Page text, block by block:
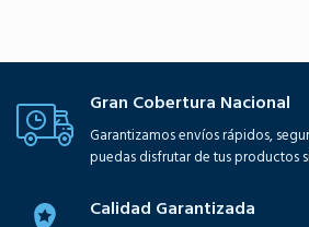
Gran Cobertura Nacional
Garantizamos envíos rápidos,
puedas disfrutar de tus productos
Calidad Garantizada